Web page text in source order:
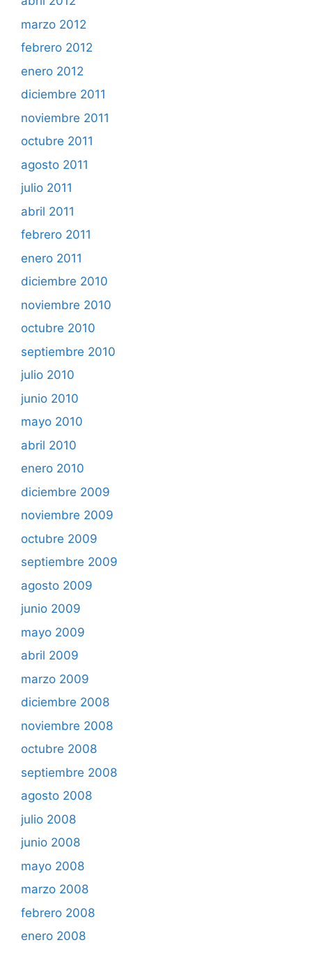
marzo 2012
febrero 2012
enero 2012
diciembre 2011
noviembre 2011
octubre 2011
agosto 2011
julio 2011
abril 2011
febrero 2011
enero 2011
diciembre 2010
noviembre 2010
octubre 2010
septiembre 2010
julio 2010
junio 2010
mayo 2010
abril 2010
enero 2010
diciembre 2009
noviembre 2009
octubre 2009
septiembre 2009
agosto 2009
junio 2009
mayo 2009
abril 2009
marzo 2009
diciembre 2008
noviembre 2008
octubre 2008
septiembre 2008
agosto 2008
julio 2008
junio 2008
mayo 2008
marzo 2008
febrero 2008
enero 2008